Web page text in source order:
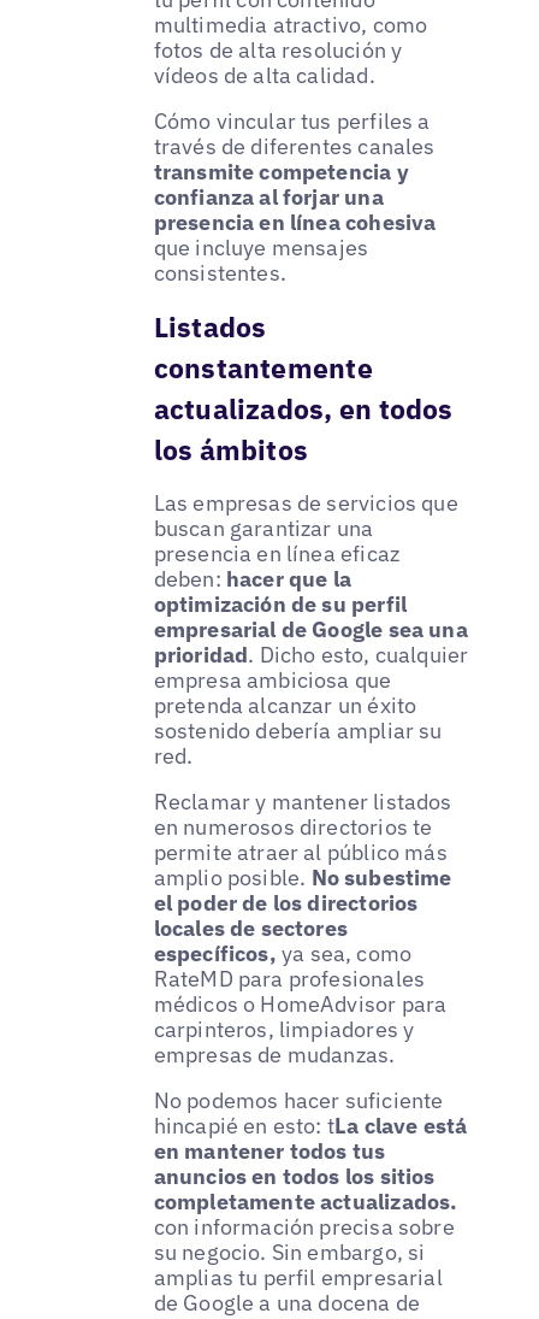
multimedia atractivo, como
fotos de alta resolución y
vídeos de alta calidad.
Cómo vincular tus perfiles a
través de diferentes canales
transmite competencia y
confianza al forjar una
presencia en línea cohesiva
que incluye mensajes
consistentes.
Listados
constantemente
actualizados, en todos
los ámbitos
Las empresas de servicios que
buscan garantizar una
presencia en línea eficaz
deben: hacer que la
optimización de su perfil
empresarial de Google sea una
prioridad. Dicho esto, cualquier
empresa ambiciosa que
pretenda alcanzar un éxito
sostenido debería ampliar su
red.
Reclamar y mantener listados
en numerosos directorios te
permite atraer al público más
amplio posible. No subestime
el poder de los directorios
locales de sectores
específicos, ya sea, como
RateMD para profesionales
médicos o HomeAdvisor para
carpinteros, limpiadores y
empresas de mudanzas.
No podemos hacer suficiente
hincapié en esto: tLa clave está
en mantener todos tus
anuncios en todos los sitios
completamente actualizados.
con información precisa sobre
su negocio. Sin embargo, si
amplias tu perfil empresarial
de Google a una docena de